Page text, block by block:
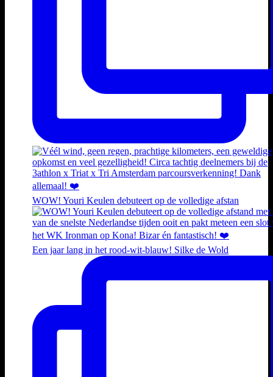
WOW! Youri Keulen debuteert op de volledige afstan
Een jaar lang in het rood-wit-blauw! Silke de Wold